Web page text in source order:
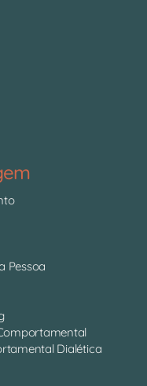
Pessoa
Dialética